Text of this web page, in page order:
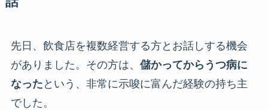
先日、飲食店を複数経営する方とお話しする機会
がありました。その方は、 儲かってからうつ病に
なった という、非常に示唆に富んだ経験の持ち主
でした。